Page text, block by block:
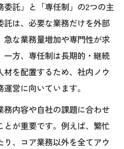
託」と「専任制」の2つの主
は、必要な業務だけを外部
急な業務量増加や専門性が求
一方、専任制は長期的・継続
を配置するため、社内ノウ
営に向いています。
内容や自社の課題に合わせ
が重要です。例えば、繁忙
、コア業務以外を全てアウ